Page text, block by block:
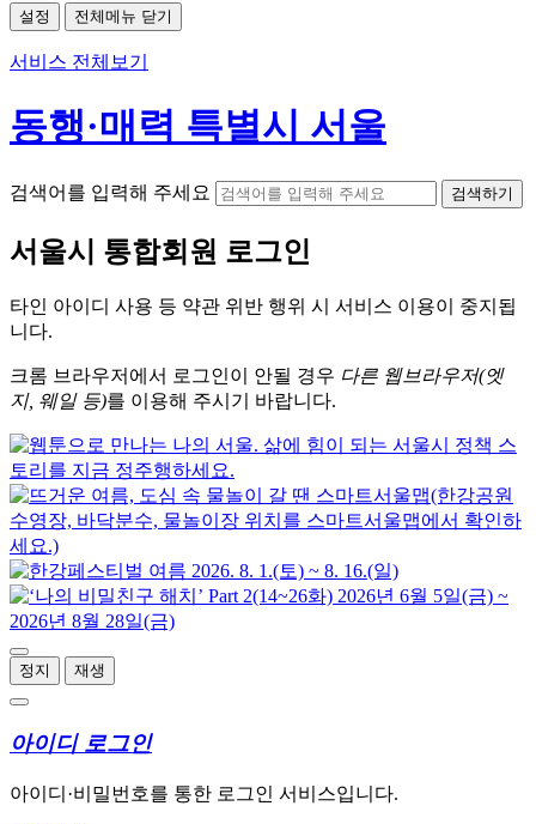
설정 전체메뉴 닫기
서비스 전체보기
동행·매력 특별시 서울
검색어를 입력해 주세요 검색하기
서울시 통합회원 로그인
타인 아이디 사용 등 약관 위반 행위 시 서비스 이용이 중지됩
니다.
크롬 브라우저에서 로그인이 안될 경우 다른 웹브라우저(엣
지, 웨일 등)를 이용해 주시기 바랍니다.
정지 재생
아이디 로그인
아이디·비밀번호를 통한 로그인 서비스입니다.